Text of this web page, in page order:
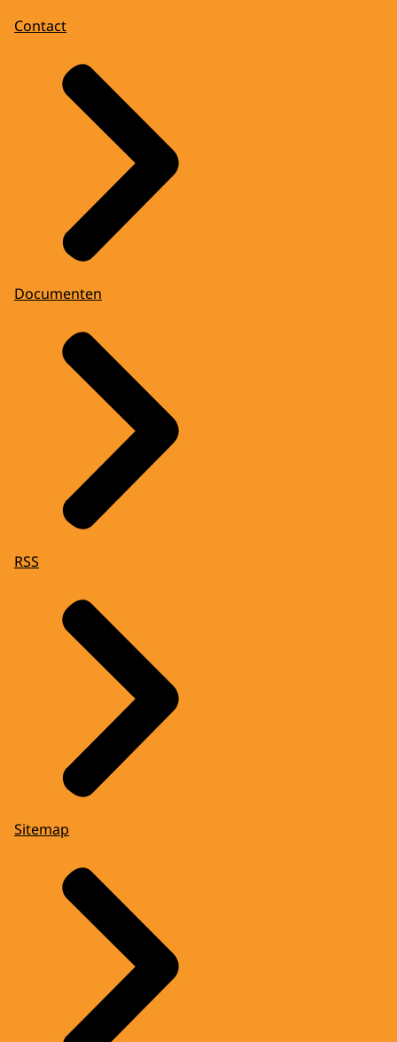
Contact
Documenten
RSS
Sitemap